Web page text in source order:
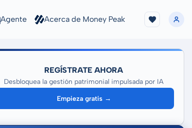
Agente Acerca de Money Peak
REGÍSTRATE AHORA
Desbloquea la gestión patrimonial impulsada por IA
Empieza gratis →